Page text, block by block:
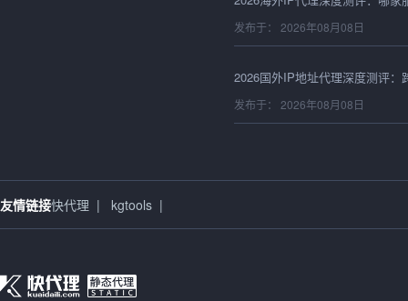
友情链接快代理 | kgtools |